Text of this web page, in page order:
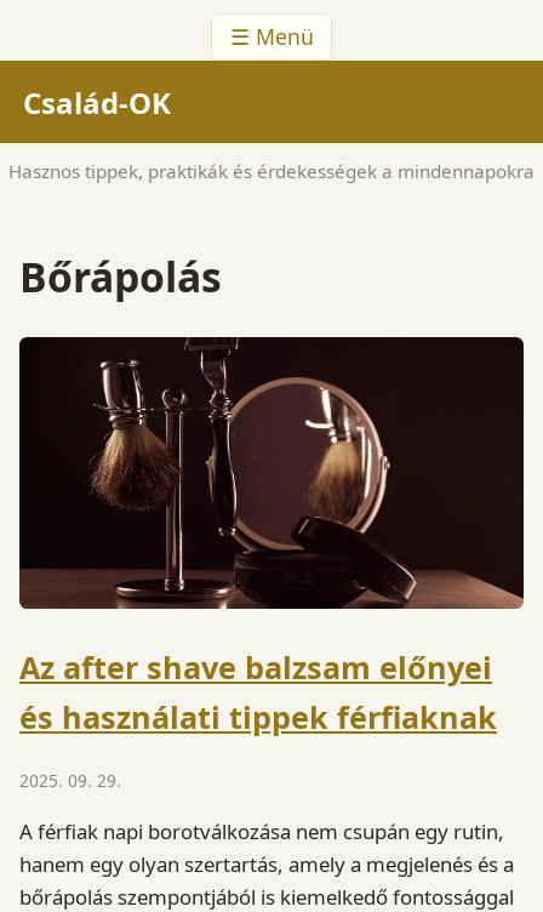
☰ Menü
Család-OK
Hasznos tippek, praktikák és érdekességek a mindennapokra
Bőrápolás
Az after shave balzsam előnyei
és használati tippek férfiaknak
2025. 09. 29.
A férfiak napi borotválkozása nem csupán egy rutin,
hanem egy olyan szertartás, amely a megjelenés és a
bőrápolás szempontjából is kiemelkedő fontossággal